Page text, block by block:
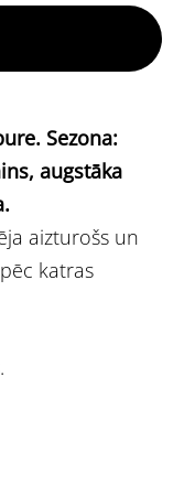
Sezona:
augstāka
aizturošs un
katras